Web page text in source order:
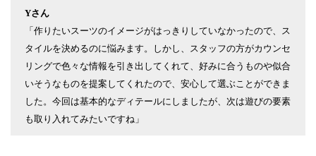
Yさん
「作りたいスーツのイメージがはっきりしていなかったので、ス
タイルを決めるのに悩みます。しかし、スタッフの方がカウンセ
リングで色々な情報を引き出してくれて、好みに合うものや似合
いそうなものを提案してくれたので、安心して選ぶことができま
した。今回は基本的なディテールにしましたが、次は遊びの要素
も取り入れてみたいですね」